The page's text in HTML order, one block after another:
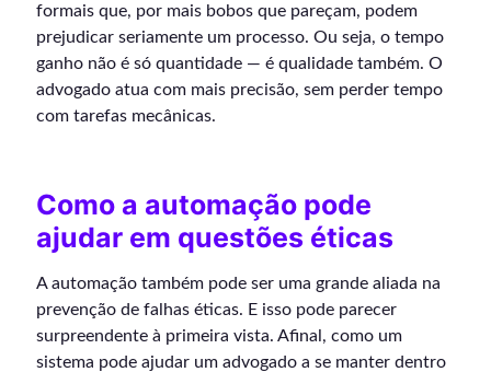
formais que, por mais bobos que pareçam, podem
prejudicar seriamente um processo. Ou seja, o tempo
ganho não é só quantidade — é qualidade também. O
advogado atua com mais precisão, sem perder tempo
com tarefas mecânicas.
Como a automação pode
ajudar em questões éticas
A automação também pode ser uma grande aliada na
prevenção de falhas éticas. E isso pode parecer
surpreendente à primeira vista. Afinal, como um
sistema pode ajudar um advogado a se manter dentro